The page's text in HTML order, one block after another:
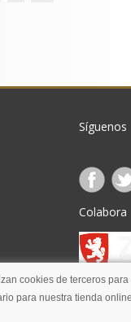
cookies de terceros
para nuestra tienda
Síguenos
Colabora